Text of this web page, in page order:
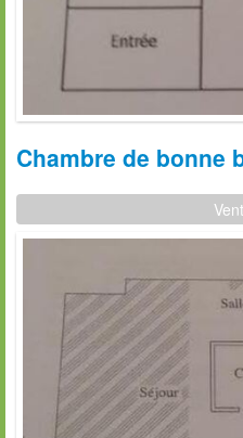
Chambre de bonne